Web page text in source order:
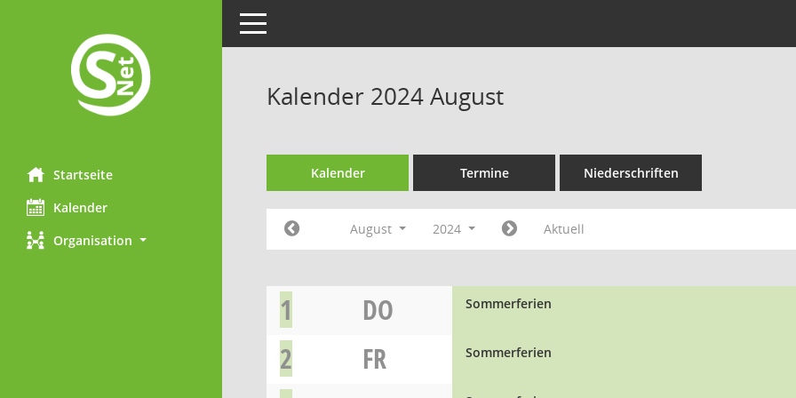
Startseite
Kalender
Organisation
Toggle navigation
Kalender 2024 August
Kalender Termine Niederschriften
August 2024 Aktuell
1 DO Sommerferien
2 FR Sommerferien